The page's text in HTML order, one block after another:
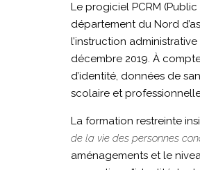
FRANCE
|
Le progiciel PCRM
département du Nord
l’instruction
décembre 2019. À
d’identité, données de
scolaire et
La formation restreinte
de la vie des personnes
aménagements et le